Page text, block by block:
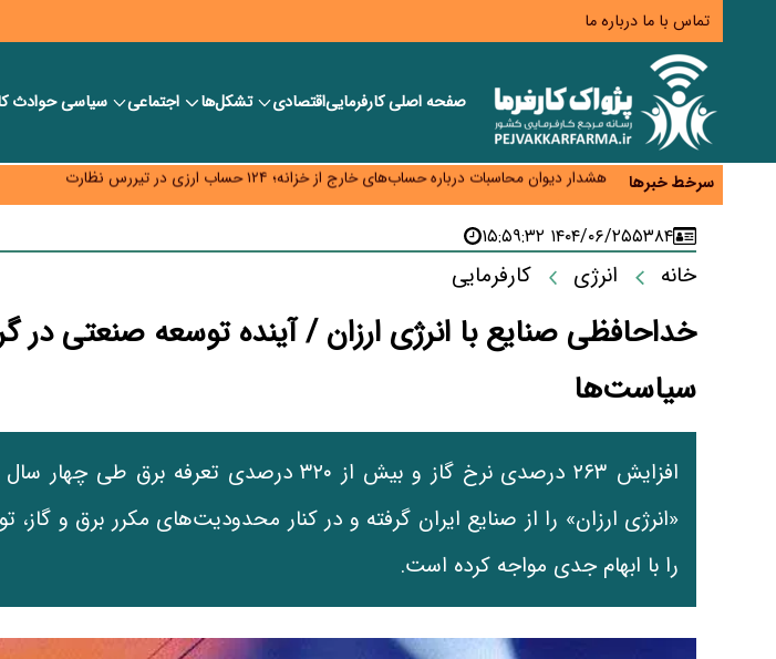
تماس با ما درباره ما
صفحه اصلیکارفرماییاقتصادی تشکل‌ها اجتماعی سیاسیحوادث
سرخط خبرها
تجارت خارجی ایران در مسیر تسویه فرامرزی با رمزارز
یک سال پرچالش اینترنت/دولت چهاردهم از محدودیت به سمت توسعه زیرساخت رفت
هشدار دیوان محاسبات درباره حساب‌های خارج از خزانه؛ ۱۲۴ حساب ارزی در تیررس نظارت
نه از جنگ می‌ترسیم، نه از مذاکره برای منافع ملی
۵۳۸۴۱۴۰۴/۰۶/۲۵ ۱۵:۵۹:۳۲
خانه انرژی کارفرمایی
خداحافظی صنایع با انرژی ارزان / آینده توسعه صنعتی در
سیاست‌ها
افزایش ۲۶۳ درصدی نرخ گاز و بیش از ۳۲۰ درصدی تعرفه
«انرژی ارزان» را از صنایع ایران گرفته و در کنار محدودیت‌های مکرر برق و
را با ابهام جدی مواجه کرده است.